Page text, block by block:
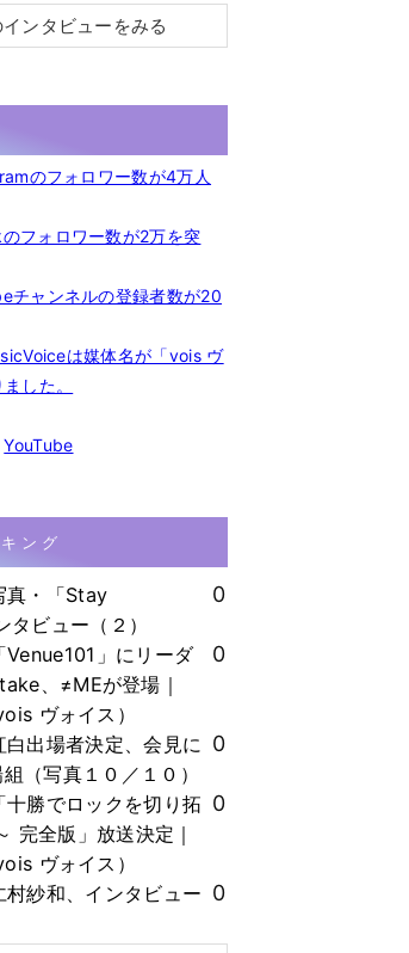
ンタビューをみる
のフォロワー数が4万人
フォロワー数が2万を突
ャンネルの登録者数が20
は媒体名が「vois ヴ
した。
YouTube
ング
真・「Stay
ビュー（２）
0
Venue101」にリーダ
、≠MEが登場｜
ヴォイス）
0
白出場者決定、会見に
（写真１０／１０）
0
十勝でロックを切り拓
完全版」放送決定｜
ヴォイス）
0
村紗和、インタビュー 0